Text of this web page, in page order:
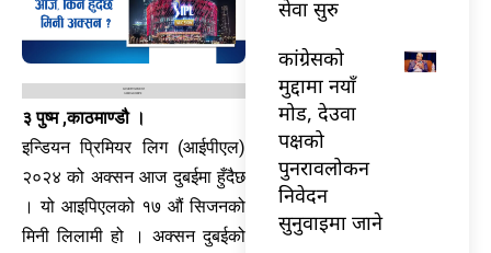
३ पुष्म ,काठमाण्डौ ।
इन्डियन प्रिमियर लिग (आईपीएल)
२०२४ को अक्सन आज दुबईमा हुँदैछ
। यो आइपिएलको १७ औं सिजनको
मिनी लिलामी हो । अक्सन दुबईको
सेवा सुरु
कांग्रेसको
मुद्दामा नयाँ
मोड, देउवा
पक्षको
पुनरावलोकन
निवेदन
सुनुवाइमा जाने